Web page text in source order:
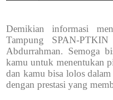
Demikian informasi
Tampung SPAN-
Abdurrahman. Semoga
kamu untuk menentukan
dan kamu bisa lolos
dengan prestasi yang